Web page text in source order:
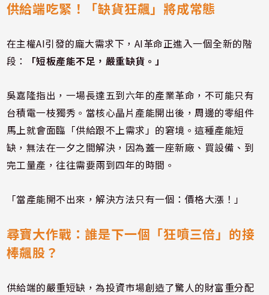
供給端吃緊！「缺貨狂飆」將成常態
在主權AI引發的龐大需求下，AI革命正進入一個全新的階
段：
「短板產能不足，嚴重缺貨。」
吳嘉隆指出，一場長達五到六年的產業革命，不可能只有
台積電一枝獨秀。當核心晶片產能開出後，周邊的零組件
馬上就會面臨「供給跟不上需求」的窘境。這種產能短
缺，無法在一夕之間解決，因為蓋一座新廠、買設備、到
完工量產，往往需要兩到四年的時間。
「當產能開不出來，解決方法只有一個：價格大漲！」
尋寶大作戰：誰是下一個「狂噴三倍」的接
棒飆股？
供給端的嚴重短缺，為投資市場創造了驚人的財富重分配